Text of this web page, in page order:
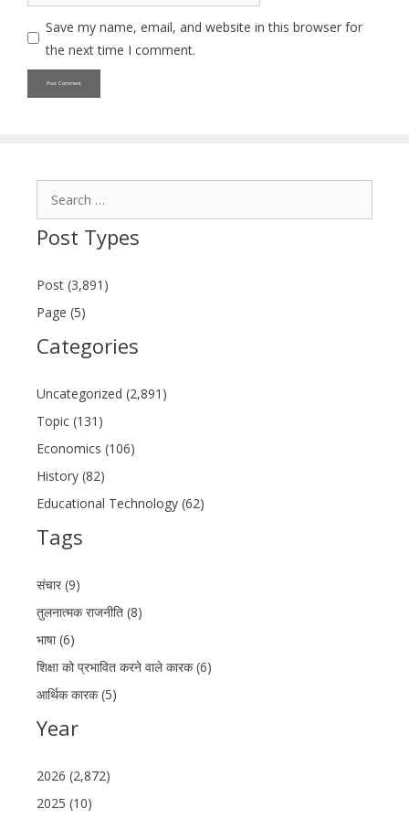
Save my name, email, and website in this browser for
the next time I comment.
Post Types
Post (3,891)
Page (5)
Categories
Uncategorized (2,891)
Topic (131)
Economics (106)
History (82)
Educational Technology (62)
Tags
संचार (9)
तुलनात्मक राजनीति (8)
भाषा (6)
शिक्षा को प्रभावित करने वाले कारक (6)
आर्थिक कारक (5)
Year
2026 (2,872)
2025 (10)